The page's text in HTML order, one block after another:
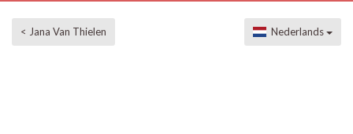
< Jana Van Thielen Nederlands